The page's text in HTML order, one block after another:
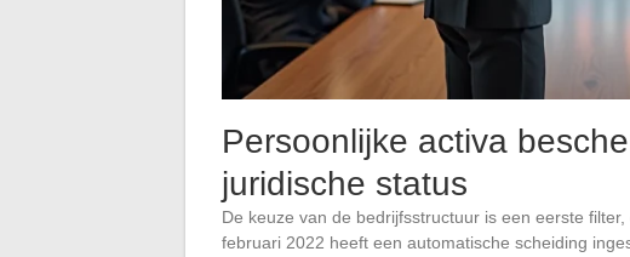
Persoonlijke activa
juridische status
De keuze van de bedrijfsstructuur is een eerste
februari 2022 heeft een automatische scheiding